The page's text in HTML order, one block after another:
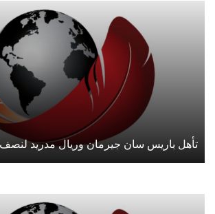
تأهل باريس سان جيرمان وريال مدريد لنصف